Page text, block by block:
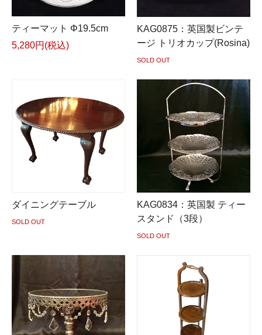
ティーマット Φ19.5cm
5,280円(税込)
KAG0875：英国製ビンテ
ージ トリオカップ(Rosina)
SOLD OUT
ダイニングテーブル
SOLD OUT
KAG0834：英国製 ティー
スタンド（3段）
SOLD OUT